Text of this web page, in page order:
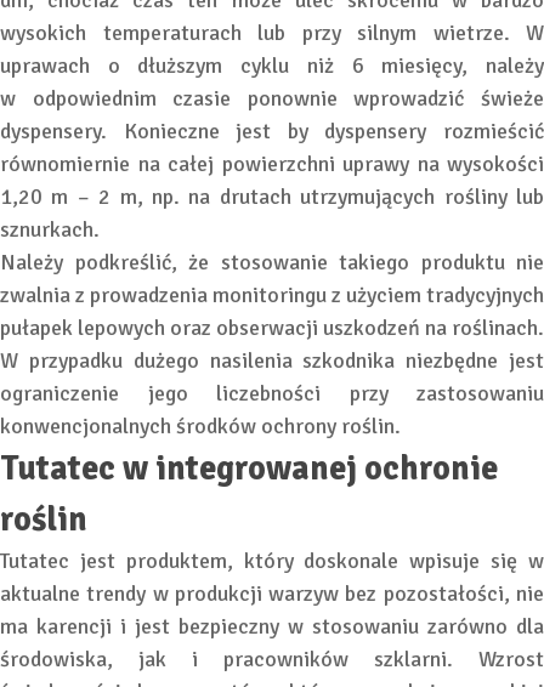
wysokich temperaturach lub przy silnym wietrze. W
uprawach o dłuższym cyklu niż 6 miesięcy, należy
w odpowiednim czasie ponownie wprowadzić świeże
dyspensery. Konieczne jest by dyspensery rozmieścić
równomiernie na całej powierzchni uprawy na wysokości
1,20 m – 2 m, np. na drutach utrzymujących rośliny lub
sznurkach.
Należy podkreślić, że stosowanie takiego produktu nie
zwalnia z prowadzenia monitoringu z użyciem tradycyjnych
pułapek lepowych oraz obserwacji uszkodzeń na roślinach.
W przypadku dużego nasilenia szkodnika niezbędne jest
ograniczenie jego liczebności przy zastosowaniu
konwencjonalnych środków ochrony roślin.
Tutatec w integrowanej ochronie
roślin
Tutatec jest produktem, który doskonale wpisuje się w
aktualne trendy w produkcji warzyw bez pozostałości, nie
ma karencji i jest bezpieczny w stosowaniu zarówno dla
środowiska, jak i pracowników szklarni. Wzrost